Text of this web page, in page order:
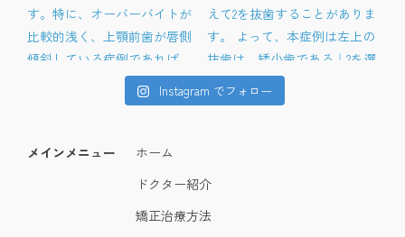
Instagram でフォロー
メインメニュー
ホーム
ドクター紹介
矯正治療方法